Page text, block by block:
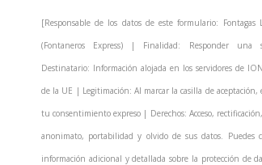
[Responsable de los datos de este formulario: Fontagas
(Fontaneros Express) | Finalidad: Responder una
Destinatario: Información alojada en los servidores de
de la UE | Legitimación: Al marcar la casilla de aceptación,
tu consentimiento expreso | Derechos: Acceso,
anonimato, portabilidad y olvido de sus datos. Puedes
información adicional y detallada sobre la protección de